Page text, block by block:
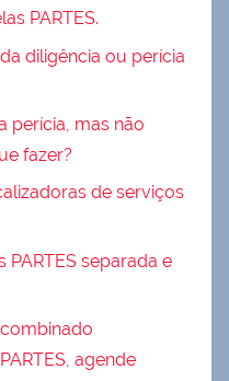
PARTES.
diligência ou perícia
perícia, mas não
fazer?
de serviços
PARTES separada e
agende